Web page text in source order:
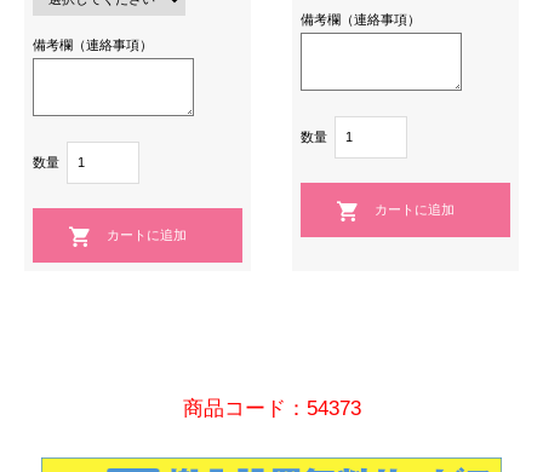
備考欄（連絡事項）
数量
備考欄（連絡事項）
数量
商品コード：54373